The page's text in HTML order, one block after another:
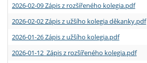
2026-02-09 Zápis z rozšířeného kolegia.pdf
2026-02-02 Zápis z užšího kolegia děkanky.pdf
2026-01-26 Zápis z užšího kolegia.pdf
2026-01-12 Zápis z rozšířeného kolegia.pdf